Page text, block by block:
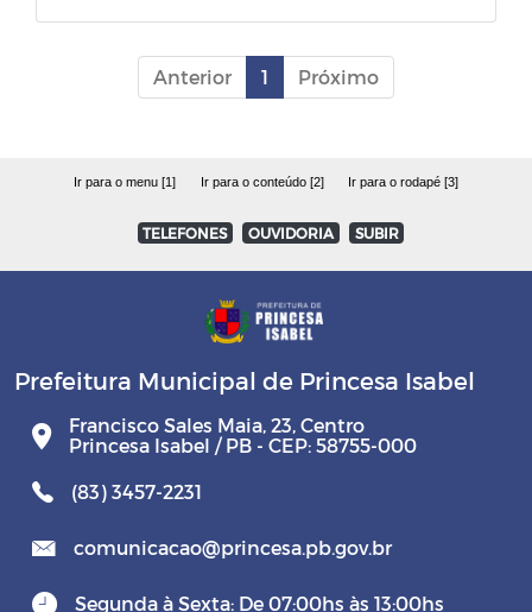
dos Servidores Municipais da Educação
RREO - Relatório Resumido da
Execução Orçamentária
RGF - Relatório da Gestão Fiscal
PCA - Prestação de Contas Anual
QDD - Quadro Detalhado da Despesa
Anterior 1 Próximo
Ir para o menu [1] Ir para o conteúdo [2] Ir para o rodapé [3]
TELEFONES OUVIDORIA SUBIR
Prefeitura Municipal de Princesa Isabel
Francisco Sales Maia, 23, Centro
Princesa Isabel / PB - CEP: 58755-000
(83) 3457-2231
comunicacao@princesa.pb.gov.br
Segunda à Sexta: De 07:00hs às 13:00hs